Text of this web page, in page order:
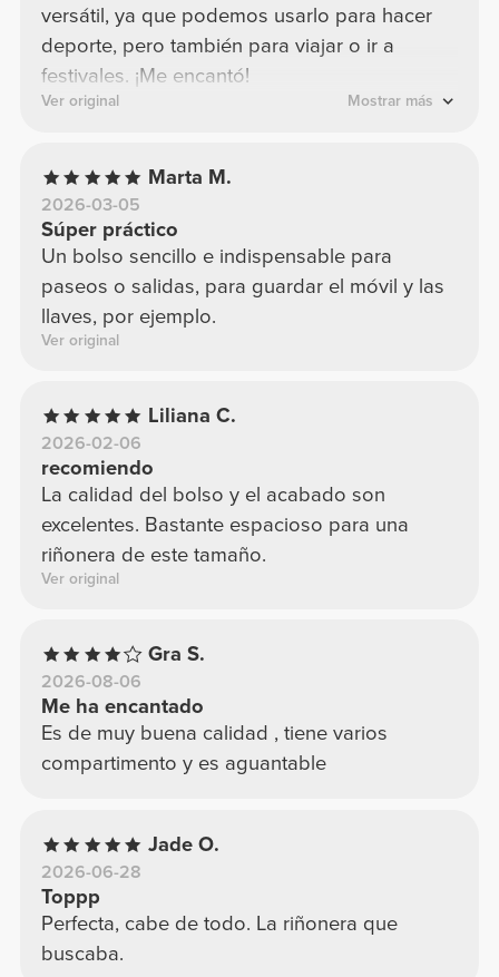
versátil, ya que podemos usarlo para hacer
deporte, pero también para viajar o ir a
festivales. ¡Me encantó!
Ver original Mostrar más
Marta M.
2026-03-05
Súper práctico
Un bolso sencillo e indispensable para
paseos o salidas, para guardar el móvil y las
llaves, por ejemplo.
Ver original
Liliana C.
2026-02-06
recomiendo
La calidad del bolso y el acabado son
excelentes. Bastante espacioso para una
riñonera de este tamaño.
Ver original
Gra S.
2026-08-06
Me ha encantado
Es de muy buena calidad , tiene varios
compartimento y es aguantable
Jade O.
2026-06-28
Toppp
Perfecta, cabe de todo. La riñonera que
buscaba.